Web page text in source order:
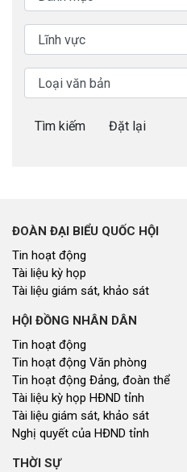
Tìm kiếm Đặt lại
ĐOÀN ĐẠI BIỂU QUỐC HỘI
Tin hoạt động
Tài liệu kỳ họp
Tài liệu giám sát, khảo sát
HỘI ĐỒNG NHÂN DÂN
Tin hoạt động
Tin hoạt động Văn phòng
Tin hoạt động Đảng, đoàn thể
Tài liệu kỳ họp HĐND tỉnh
Tài liệu giám sát, khảo sát
Nghị quyết của HĐND tỉnh
THỜI SỰ